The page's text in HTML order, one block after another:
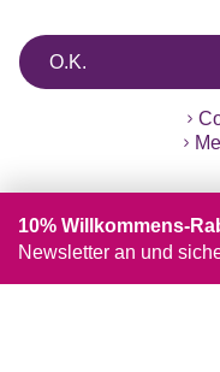
O.K.
10% Willkommens-
Newsletter an und